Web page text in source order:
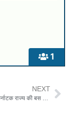
1
NEXT
वायरल वीडियो में कर्नाटक राज्य की बस की हेडलाइट खराब होने के बाद मोबाइल फोन टॉर्च का उपयोग करते हुए दिखाया गया है घड़ी